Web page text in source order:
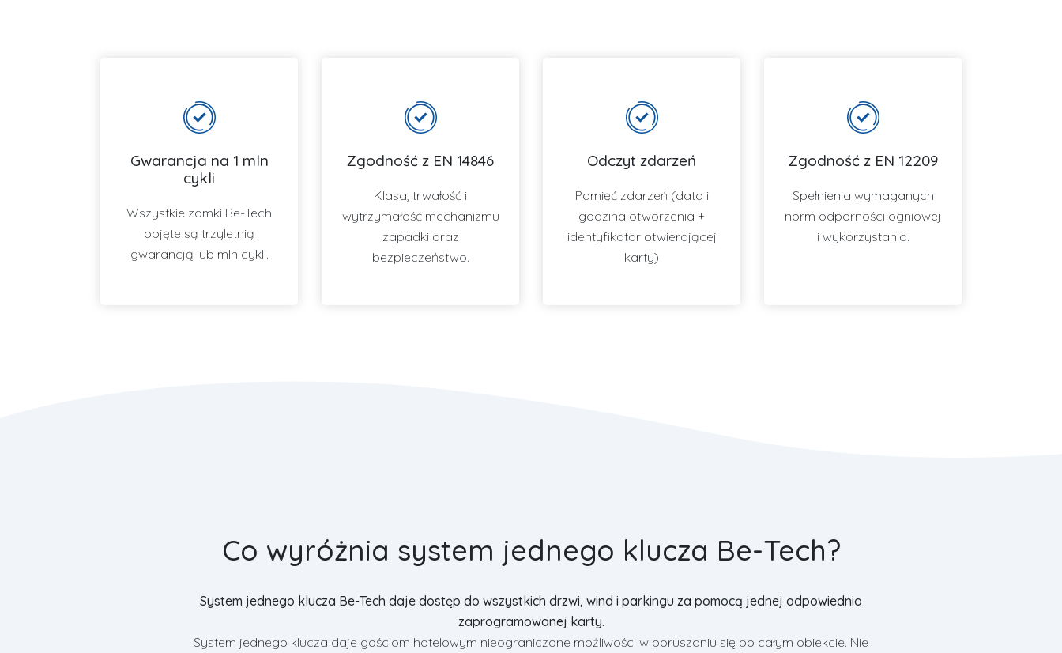
Gwarancja na 1 mln
cykli
Wszystkie zamki Be-Tech
objęte są trzyletnią
gwarancją lub mln cykli.
Zgodność z EN 14846
Klasa, trwałość i
wytrzymałość mechanizmu
zapadki oraz
bezpieczeństwo.
Odczyt zdarzeń
Pamięć zdarzeń (data i
godzina otworzenia +
identyfikator otwierającej
karty)
Zgodność z EN 12209
Spełnienia wymaganych
norm odporności ogniowej
i wykorzystania.
Co wyróżnia system jednego klucza Be-Tech?
System jednego klucza Be-Tech daje dostęp do wszystkich drzwi, wind i parkingu za pomocą jednej odpowiednio
zaprogramowanej karty.
System jednego klucza daje gościom hotelowym nieograniczone możliwości w poruszaniu się po całym obiekcie. Nie